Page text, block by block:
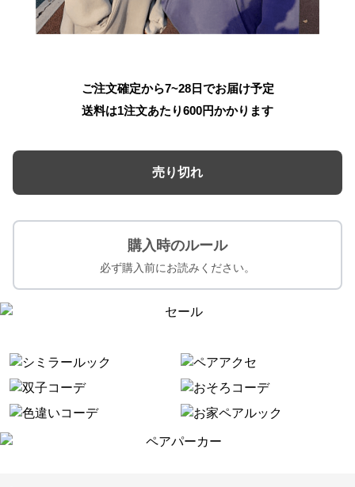
ご注文確定から7~28日でお届け予定
送料は1注文あたり600円かかります
売り切れ
購入時のルール
必ず購入前にお読みください。